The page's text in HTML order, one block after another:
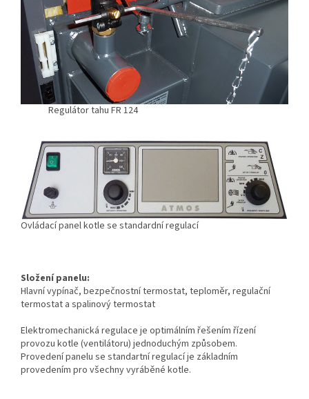
Regulátor tahu FR 124
Ovládací panel kotle se standardní regulací
Složení panelu:
Hlavní vypínač, bezpečnostní termostat, teploměr, regulační
termostat a spalinový termostat
Elektromechanická regulace je optimálním řešením řízení
provozu kotle (ventilátoru) jednoduchým způsobem.
Provedení panelu se standartní regulací je základním
provedením pro všechny vyráběné kotle.